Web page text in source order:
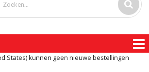
States) kunnen geen nieuwe bestellingen